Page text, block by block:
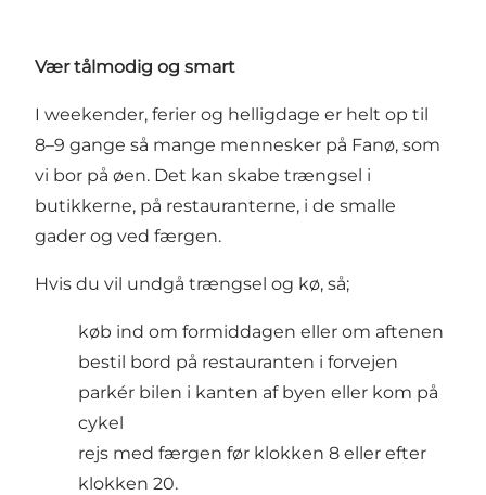
Vær tålmodig og smart
I weekender, ferier og helligdage er helt op til
8–9 gange så mange mennesker på Fanø, som
vi bor på øen. Det kan skabe trængsel i
butikkerne, på restauranterne, i de smalle
gader og ved færgen.
Hvis du vil undgå trængsel og kø, så;
køb ind om formiddagen eller om aftenen
bestil bord på restauranten i forvejen
parkér bilen i kanten af byen eller kom på
cykel
rejs med færgen før klokken 8 eller efter
klokken 20.